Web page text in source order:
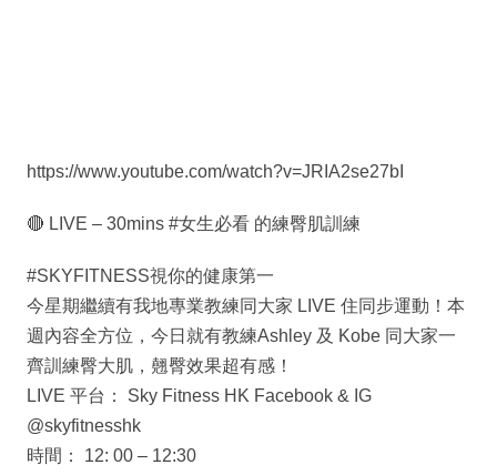
https://www.youtube.com/watch?v=JRIA2se27bI
🔴 LIVE – 30mins #女生必看 的練臀肌訓練
#SKYFITNESS視你的健康第一
今星期繼續有我地專業教練同大家 LIVE 住同步運動！本
週內容全方位，今日就有教練Ashley 及 Kobe 同大家一
齊訓練臀大肌，翹臀效果超有感！
LIVE 平台： Sky Fitness HK Facebook & IG
@skyfitnesshk
時間： 12: 00 – 12:30